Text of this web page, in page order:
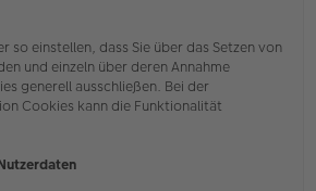
so einstellen, dass Sie über das Setzen von
und einzeln über deren Annahme
generell ausschließen. Bei der
Cookies kann die Funktionalität